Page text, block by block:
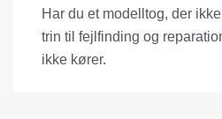
Har du et modelltog, der
trin til fejlfinding og
ikke kører.